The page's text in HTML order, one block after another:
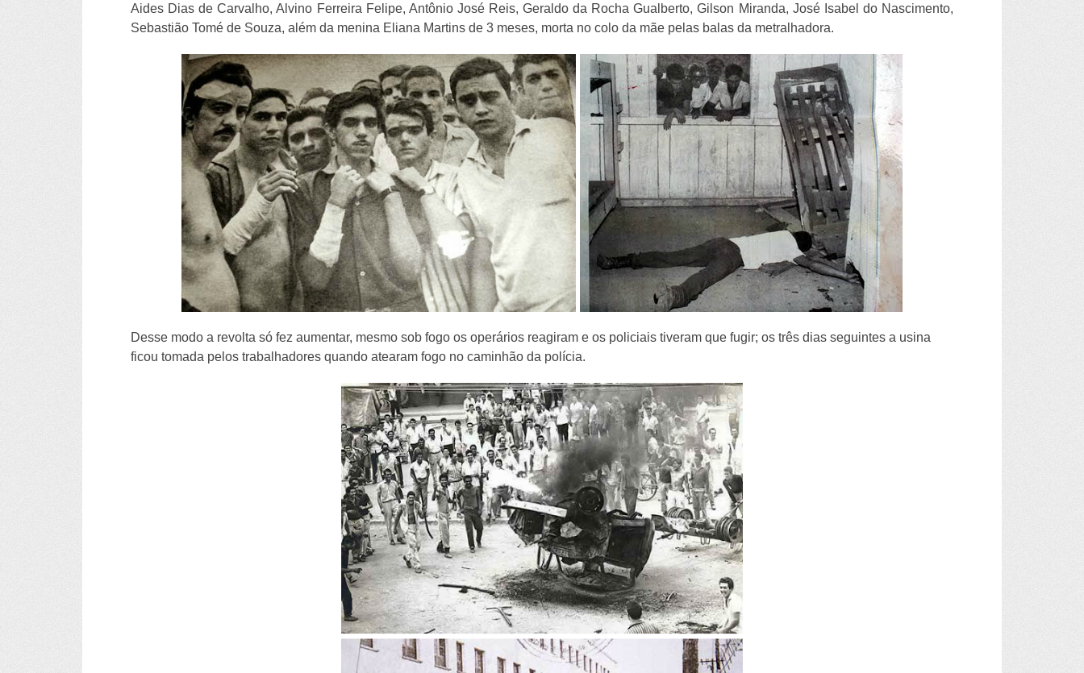
Aides Dias de Carvalho, Alvino Ferreira Felipe, Antônio José Reis, Geraldo da Rocha Gualberto, Gilson Miranda, José Isabel do Nascimento,
Sebastião Tomé de Souza, além da menina Eliana Martins de 3 meses, morta no colo da mãe pelas balas da metralhadora.
Desse modo a revolta só fez aumentar, mesmo sob fogo os operários reagiram e os policiais tiveram que fugir; os três dias seguintes a usina
ficou tomada pelos trabalhadores quando atearam fogo no caminhão da polícia.